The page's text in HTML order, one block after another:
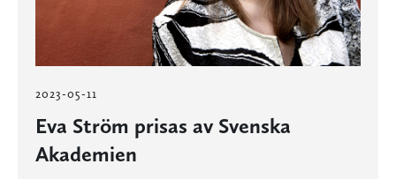
2023-05-11
Eva Ström prisas av Svenska
Akademien